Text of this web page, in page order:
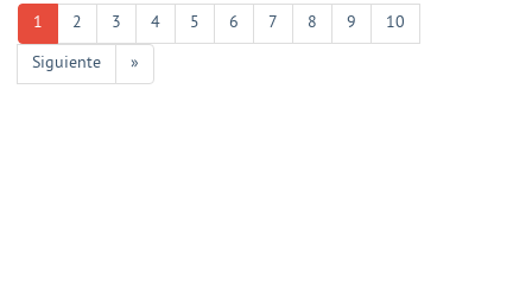
1 2 3 4 5 6 7 8 9
10
Siguiente
»